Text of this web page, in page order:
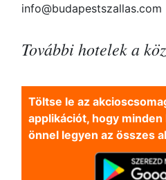
info@budapestszallas.com
További hotelek a
Töltse le az
applikációt, hogy
önnel legyen az összes